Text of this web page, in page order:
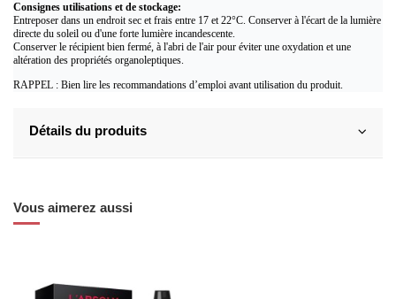
Consignes utilisations et de stockage:
Entreposer dans un endroit sec et frais entre 17 et 22°C. Conserver à l'écart de la lumière
directe du soleil ou d'une forte lumière incandescente.
Conserver le récipient bien fermé, à l'abri de l'air pour éviter une oxydation et une
altération des propriétés organoleptiques.
RAPPEL : Bien lire les recommandations d’emploi avant utilisation du produit.
Détails du produits
Vous aimerez aussi